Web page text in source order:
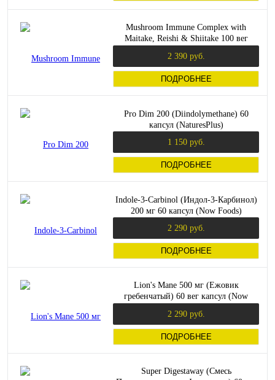
Mushroom Immune Complex with
Maitake, Reishi & Shiitake 100 вег
2 390 руб.
ПОДРОБНЕЕ
Pro Dim 200 (Diindolymethane) 60
капсул (NaturesPlus)
1 150 руб.
ПОДРОБНЕЕ
Indole-3-Carbinol (Индол-3-Карбинол)
200 мг 60 капсул (Now Foods)
2 290 руб.
ПОДРОБНЕЕ
Lion's Mane 500 мг (Ежовик
гребенчатый) 60 вег капсул (Now
2 290 руб.
ПОДРОБНЕЕ
Super Digestaway (Смесь